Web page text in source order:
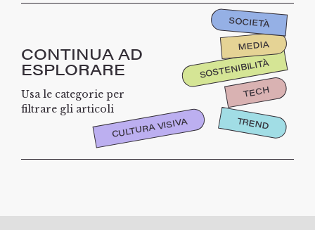
CONTINUA AD
ESPLORARE
Usa le categorie per
filtrare gli articoli
SOSTENIBILITÀ
TECH
MEDIA
CULTURA VISIVA
SOCIETÀ
TREND